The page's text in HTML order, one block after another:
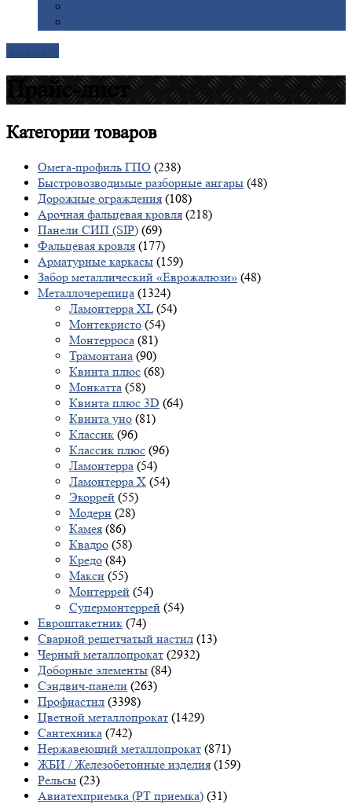
Прайс-лист
Категориитоваров
Омега-профиль ГПО (238)
Быстровозводимые разборные ангары (48)
Дорожные ограждения (108)
Арочная фальцевая кровля (218)
Панели СИП (SIP) (69)
Фальцевая кровля (177)
Арматурные каркасы (159)
Забор металлический «Еврожалюзи» (48)
Металлочерепица (1324)
Ламонтерра XL (54)
Монтекристо (54)
Монтерроса (81)
Трамонтана (90)
Квинта плюс (68)
Монкатта (58)
Квинта плюс 3D (64)
Квинта уно (81)
Классик (96)
Классик плюс (96)
Ламонтерра (54)
Ламонтерра X (54)
Экоррей (55)
Модерн (28)
Камея (86)
Квадро (58)
Кредо (84)
Макси (55)
Монтеррей (54)
Супермонтеррей (54)
Евроштакетник (74)
Сварной решетчатый настил (13)
Черный металлопрокат (2932)
Доборные элементы (84)
Сэндвич-панели (263)
Профнастил (3398)
Цветной металлопрокат (1429)
Сантехника (742)
Нержавеющий металлопрокат (871)
ЖБИ / Железобетонные изделия (159)
Рельсы (23)
Авиатехприемка (РТ приемка) (31)